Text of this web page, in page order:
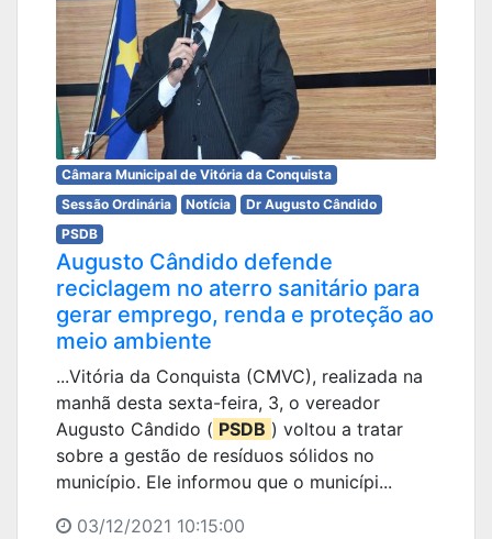
Câmara Municipal de Vitória da Conquista
Sessão Ordinária
Notícia
Dr Augusto Cândido
PSDB
Augusto Cândido defende
reciclagem no aterro sanitário para
gerar emprego, renda e proteção ao
meio ambiente
...Vitória da Conquista (CMVC), realizada na
manhã desta sexta-feira, 3, o vereador
Augusto Cândido ( PSDB ) voltou a tratar
sobre a gestão de resíduos sólidos no
município. Ele informou que o municípi...
03/12/2021 10:15:00